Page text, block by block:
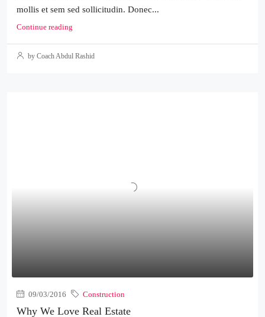
mollis et sem sed sollicitudin. Donec...
Continue reading
by Coach Abdul Rashid
09/03/2016 Construction
Why We Love Real Estate